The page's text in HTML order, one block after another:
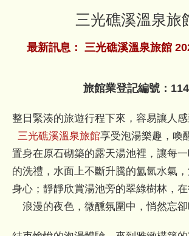
三光礁溪溫泉旅
最新訊息：三光礁溪溫泉旅館
旅館業登記編號：114
整日緊湊的旅遊行程下來，容易讓人
三光礁溪溫泉旅館享受泡湯樂趣，喚
置身在原石砌築的露天湯池裡，讓每
的洗禮，水面上不斷升騰的氳氤水氣
身心；靜靜欣賞湯池旁的翠綠樹林，
浪漫的夜色，微醺氛圍中，悄然忘卻